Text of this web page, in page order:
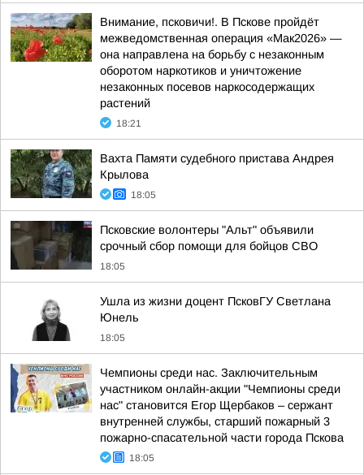
Внимание, псковичи!. В Пскове пройдёт
межведомственная операция «Мак2026» —
она направлена на борьбу с незаконным
оборотом наркотиков и уничтожение
незаконных посевов наркосодержащих
растений
18:21
Вахта Памяти судебного пристава Андрея
Крылова
18:05
Псковские волонтеры "Альт" объявили
срочный сбор помощи для бойцов СВО
18:05
Ушла из жизни доцент ПсковГУ Светлана
Юнель
18:05
Чемпионы среди нас. Заключительным
участником онлайн-акции "Чемпионы среди
нас" становится Егор Щербаков – сержант
внутренней службы, старший пожарный 3
пожарно-спасательной части города Пскова
18:05